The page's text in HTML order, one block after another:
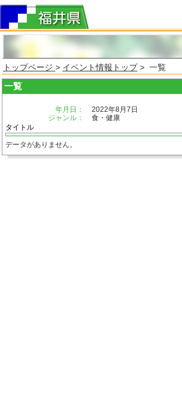
トップページ > イベント情報トップ> 一覧
一覧
年月日：
2022年8月7日
ジャンル：
食・健康
タイトル
データがありません。